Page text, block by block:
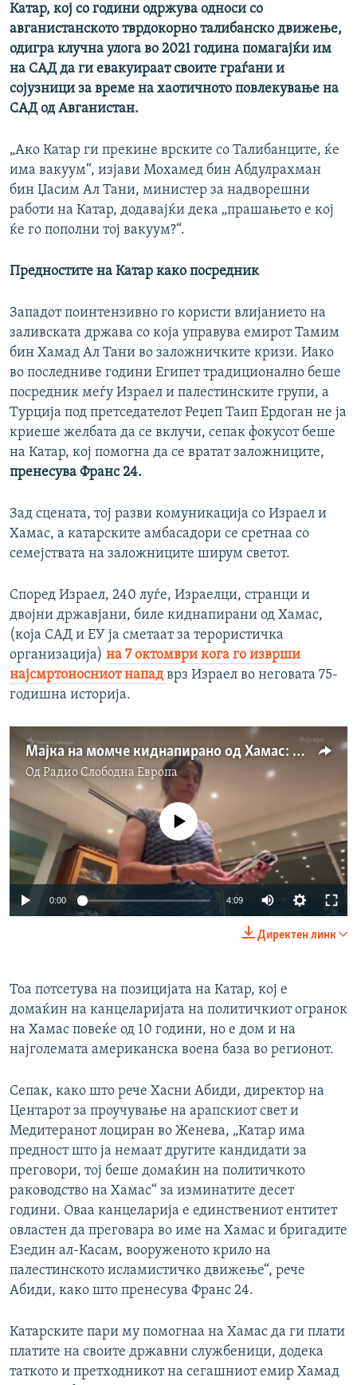
Катар, кој со години одржува односи со
авганистанското тврдокорно талибанско движење,
одигра клучна улога во 2021 година помагајќи им
на САД да ги евакуираат своите граѓани и
сојузници за време на хаотичното повлекување на
САД од Авганистан.
„Ако Катар ги прекине врските со Талибанците, ќе
има вакуум“, изјави Мохамед бин Абдулрахман
бин Џасим Ал Тани, министер за надворешни
работи на Катар, додавајќи дека „прашањето е кој
ќе го пополни тој вакуум?“.
Предностите на Катар како посредник
Западот поинтензивно го користи влијанието на
заливската држава со која управува емирот Тамим
бин Хамад Ал Тани во заложничките кризи. Иако
во последниве години Египет традиционално беше
посредник меѓу Израел и палестинските групи, а
Турција под претседателот Реџеп Таип Ердоган не ја
криеше желбата да се вклучи, сепак фокусот беше
на Катар, кој помогна да се вратат заложниците,
пренесува Франс 24.
Зад сцената, тој разви комуникација со Израел и
Хамас, а катарските амбасадори се сретнаа со
семејствата на заложниците ширум светот.
Според Израел, 240 луѓе, Израелци, странци и
двојни државјани, биле киднапирани од Хамас,
(која САД и ЕУ ја сметаат за терористичка
организација) на 7 октомври кога го изврши
најсмртоносниот нападврз Израел во неговата 75-
годишна историја.
Мајка на момче киднапирано од Хамас: Сакам да верувам дека е жив
ОдРадио Слободна Eвропа
720p 1080p
No media source currently available
0:00 4:09
720p
1080p
Директен линк
Тоа потсетува на позицијата на Катар, кој е
домаќин на канцеларијата на политичкиот огранок
на Хамас повеќе од 10 години, но е дом и на
најголемата американска воена база во регионот.
Сепак, како што рече Хасни Абиди, директор на
Центарот за проучување на арапскиот свет и
Медитеранот лоциран во Женева, „Катар има
предност што ја немаат другите кандидати за
преговори, тој беше домаќин на политичкото
раководство на Хамас“ за изминатите десет
години. Оваа канцеларија е единствениот ентитет
овластен да преговара во име на Хамас и бригадите
Езедин ал-Касам, вооруженото крило на
палестинското исламистичко движење“, рече
Абиди, како што пренесува Франс 24.
Катарските пари му помогнаа на Хамас да ги плати
платите на своите државни службеници, додека
таткото и претходникот на сегашниот емир Хамад